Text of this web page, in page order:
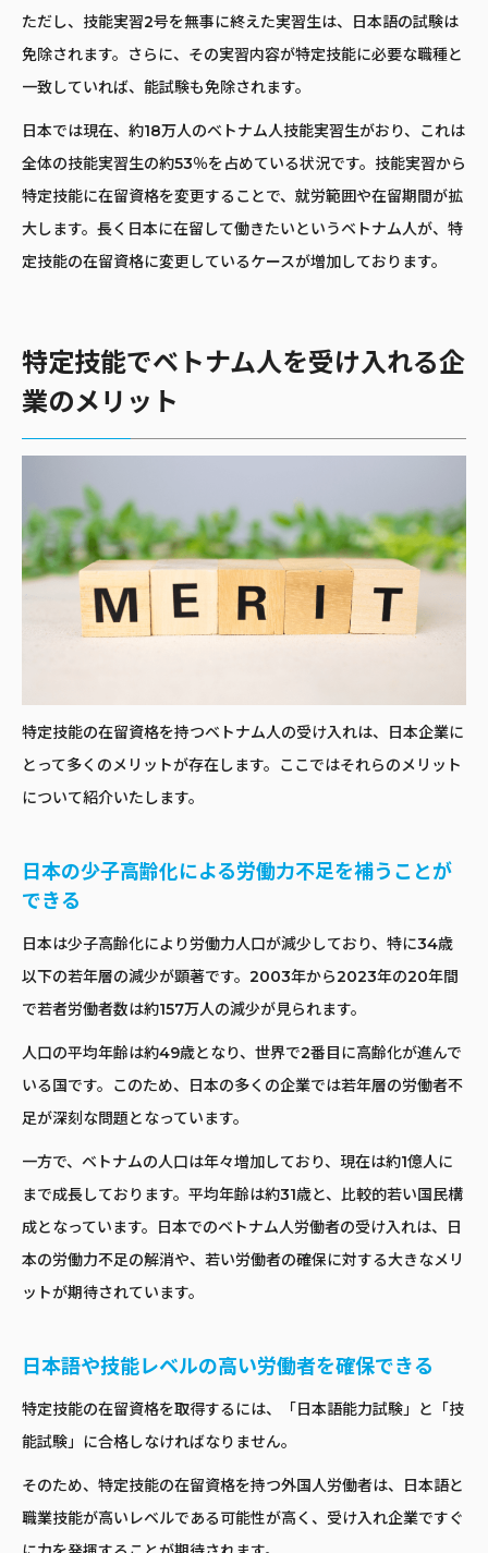
ただし、技能実習2号を無事に終えた実習生は、日本語の試験は
免除されます。さらに、その実習内容が特定技能に必要な職種と
一致していれば、能試験も免除されます。
日本では現在、約18万人のベトナム人技能実習生がおり、これは
全体の技能実習生の約53％を占めている状況です。技能実習から
特定技能に在留資格を変更することで、就労範囲や在留期間が拡
大します。長く日本に在留して働きたいというベトナム人が、特
定技能の在留資格に変更しているケースが増加しております。
特定技能でベトナム人を受け入れる企
業のメリット
特定技能の在留資格を持つベトナム人の受け入れは、日本企業に
とって多くのメリットが存在します。ここではそれらのメリット
について紹介いたします。
日本の少子高齢化による労働力不足を補うことが
できる
日本は少子高齢化により労働力人口が減少しており、特に34歳
以下の若年層の減少が顕著です。2003年から2023年の20年間
で若者労働者数は約157万人の減少が見られます。
人口の平均年齢は約49歳となり、世界で2番目に高齢化が進んで
いる国です。このため、日本の多くの企業では若年層の労働者不
足が深刻な問題となっています。
一方で、ベトナムの人口は年々増加しており、現在は約1億人に
まで成長しております。平均年齢は約31歳と、比較的若い国民構
成となっています。日本でのベトナム人労働者の受け入れは、日
本の労働力不足の解消や、若い労働者の確保に対する大きなメリ
ットが期待されています。
日本語や技能レベルの高い労働者を確保できる
特定技能の在留資格を取得するには、「日本語能力試験」と「技
能試験」に合格しなければなりません。
そのため、特定技能の在留資格を持つ外国人労働者は、日本語と
職業技能が高いレベルである可能性が高く、受け入れ企業ですぐ